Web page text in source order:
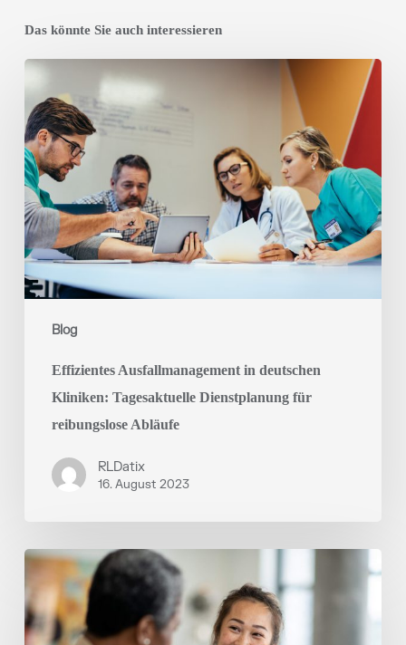
Das könnte Sie auch interessieren
Blog
Effizientes
Ausfallmanagement
in
deutschen
Kliniken:
Tagesaktuelle
Dienstplanung
für
reibungslose
Abläufe
Effizientes Ausfallmanagement in deutschen
Kliniken: Tagesaktuelle Dienstplanung für
reibungslose Abläufe
RLDatix
16. August 2023
Selbstverwaltung
im
Pflegeberuf